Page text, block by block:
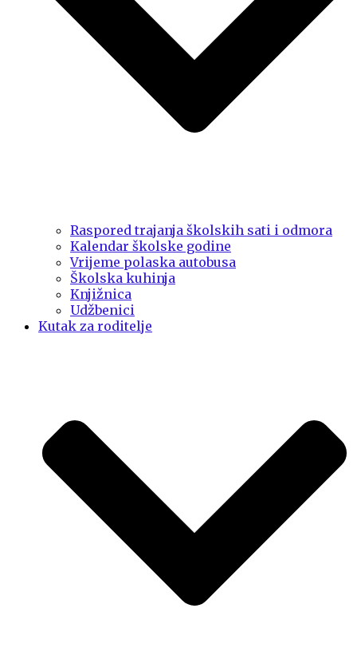
Raspored trajanja školskih sati i odmora
Kalendar školske godine
Vrijeme polaska autobusa
Školska kuhinja
Knjižnica
Udžbenici
Kutak za roditelje